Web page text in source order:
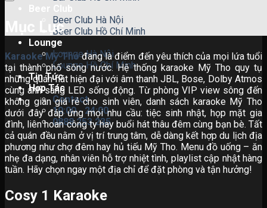
Beer Club
Beer Club Hà Nội
Beer Club Hồ Chí Minh
Lounge
Lounge Hà Nội
Lounge Hồ Chí Minh
Tin Tức
Hợp Tác
Contact
10:00 - 24:00
0888.253.235
Mục Lục
Karaoke Mỹ Thođang là điểm đến yêu thích của mọi lứa tuổi
tại thành phố sông nước. Hệ thống karaoke Mỹ Tho quy tụ
những quán hát hiện đại với âm thanh JBL, Bose, Dolby Atmos
cùng ánh sáng LED sống động. Từ phòng VIP view sông đến
không gian giá rẻ cho sinh viên, danh sách karaoke Mỹ Tho
dưới đây đáp ứng mọi nhu cầu: tiệc sinh nhật, họp mặt gia
đình, liên hoan công ty hay buổi hát thâu đêm cùng bạn bè. Tất
cả quán đều nằm ở vị trí trung tâm, dễ dàng kết hợp du lịch địa
phương như chợ đêm hay hủ tiếu Mỹ Tho. Menu đồ uống – ăn
nhẹ đa dạng, nhân viên hỗ trợ nhiệt tình, playlist cập nhật hàng
tuần. Hãy chọn ngay một địa chỉ để đặt phòng và tận hưởng!
Cosy 1 Karaoke